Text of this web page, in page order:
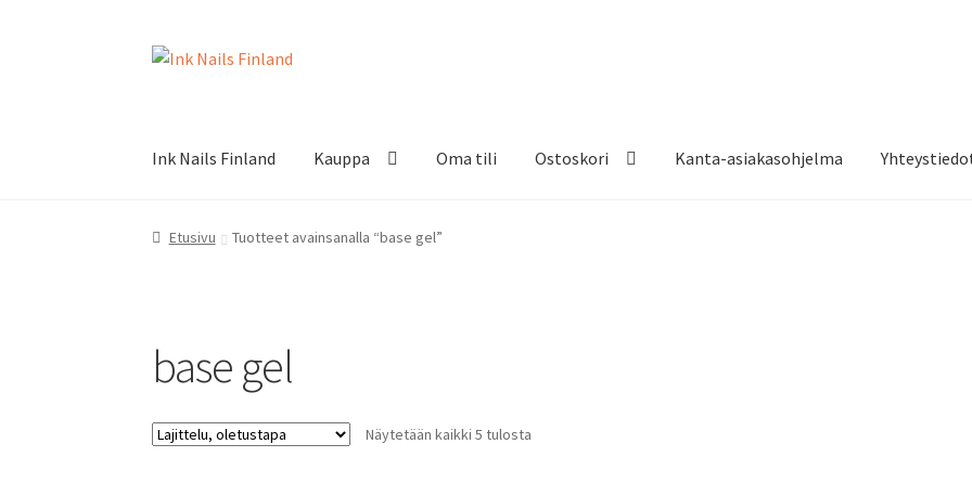
Siirry
Siirry
Ink Nails Finland Kauppa Oma tili Ostoskori Kanta-asiakasohjelma
Etusivu Tuotteet avainsanalla “base gel”
base gel
Näytetään kaikki 5 tulosta